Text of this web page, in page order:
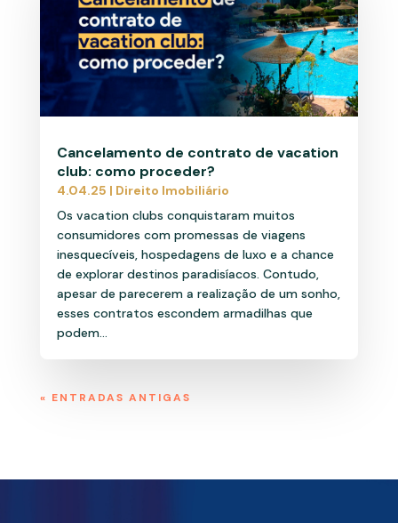
Cancelamento de contrato de vacation
club: como proceder?
4.04.25 | Direito Imobiliário
Os vacation clubs conquistaram muitos
consumidores com promessas de viagens
inesquecíveis, hospedagens de luxo e a chance
de explorar destinos paradisíacos. Contudo,
apesar de parecerem a realização de um sonho,
esses contratos escondem armadilhas que
podem...
« ENTRADAS ANTIGAS